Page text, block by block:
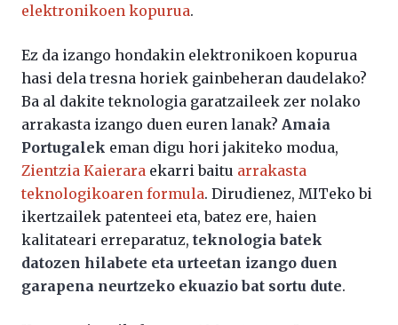
elektronikoen kopurua.
Ez da izango hondakin elektronikoen kopurua
hasi dela tresna horiek gainbeheran daudelako?
Ba al dakite teknologia garatzaileek zer nolako
arrakasta izango duen euren lanak? Amaia
Portugalek eman digu hori jakiteko modua,
Zientzia Kaierara ekarri baitu arrakasta
teknologikoaren formula. Dirudienez, MITeko bi
ikertzailek patenteei eta, batez ere, haien
kalitateari erreparatuz, teknologia batek
datozen hilabete eta urteetan izango duen
garapena neurtzeko ekuazio bat sortu dute.